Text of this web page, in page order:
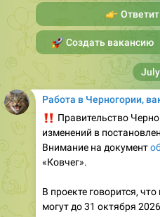
👉
Создать вакансию
Работа в Черногории,
Правительство
изменений в
Внимание на документ
«Ковчег».
В проекте говорится,
могут до 31 октября